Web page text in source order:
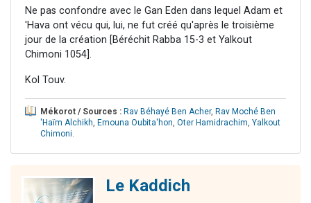
Ne pas confondre avec le Gan Eden dans lequel Adam et
'Hava ont vécu qui, lui, ne fut créé qu'après le troisième
jour de la création [Béréchit Rabba 15-3 et Yalkout
Chimoni 1054].
Kol Touv.
Mékorot / Sources : Rav Béhayé Ben Acher, Rav Moché Ben
'Haïm Alchikh, Emouna Oubita'hon, Oter Hamidrachim, Yalkout
Chimoni.
Le Kaddich